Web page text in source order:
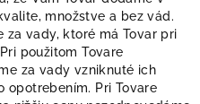
množstve a bez vád.
za vady, ktoré má Tovar pri
použitom Tovare
za vady vzniknuté ich
opotrebením. Pri Tovare